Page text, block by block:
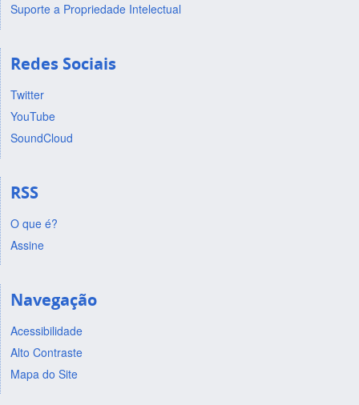
Suporte a Propriedade Intelectual
Redes Sociais
Twitter
YouTube
SoundCloud
RSS
O que é?
Assine
Navegação
Acessibilidade
Alto Contraste
Mapa do Site